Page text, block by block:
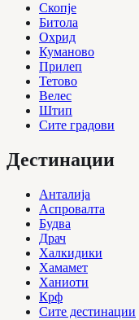
Скопје
Битола
Охрид
Куманово
Прилеп
Тетово
Велес
Штип
Сите градови
Дестинации
Анталија
Аспровалта
Будва
Драч
Халкидики
Хамамет
Ханиоти
Крф
Сите дестинации